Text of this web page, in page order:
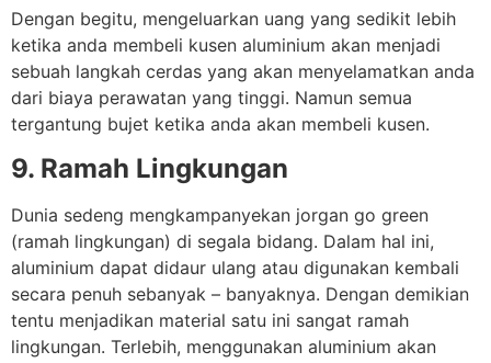
Dengan begitu, mengeluarkan uang yang sedikit lebih
ketika anda membeli kusen aluminium akan menjadi
sebuah langkah cerdas yang akan menyelamatkan anda
dari biaya perawatan yang tinggi. Namun semua
tergantung bujet ketika anda akan membeli kusen.
9. Ramah Lingkungan
Dunia sedeng mengkampanyekan jorgan go green
(ramah lingkungan) di segala bidang. Dalam hal ini,
aluminium dapat didaur ulang atau digunakan kembali
secara penuh sebanyak – banyaknya. Dengan demikian
tentu menjadikan material satu ini sangat ramah
lingkungan. Terlebih, menggunakan aluminium akan